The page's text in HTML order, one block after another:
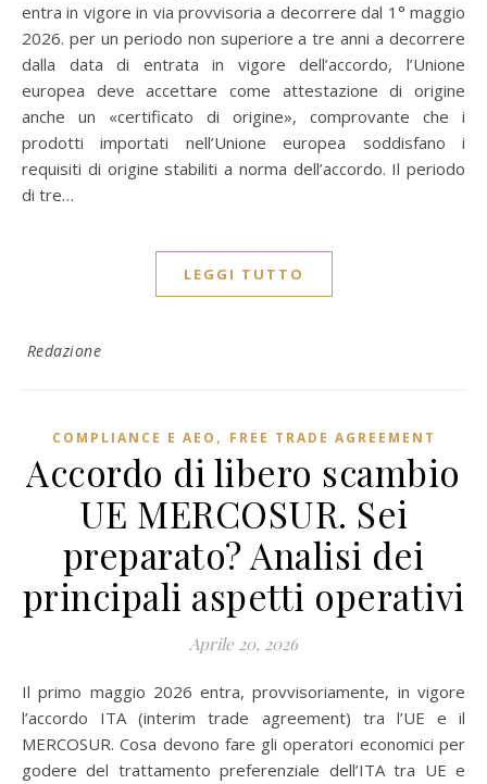
entra in vigore in via provvisoria a decorrere dal 1° maggio
2026. per un periodo non superiore a tre anni a decorrere
dalla data di entrata in vigore dell’accordo, l’Unione
europea deve accettare come attestazione di origine
anche un «certificato di origine», comprovante che i
prodotti importati nell’Unione europea soddisfano i
requisiti di origine stabiliti a norma dell’accordo. Il periodo
di tre…
LEGGI TUTTO
Redazione
COMPLIANCE E AEO , FREE TRADE AGREEMENT
Accordo di libero scambio
UE MERCOSUR. Sei
preparato? Analisi dei
principali aspetti operativi
Aprile 20, 2026
Il primo maggio 2026 entra, provvisoriamente, in vigore
l’accordo ITA (interim trade agreement) tra l’UE e il
MERCOSUR. Cosa devono fare gli operatori economici per
godere del trattamento preferenziale dell’ITA tra UE e